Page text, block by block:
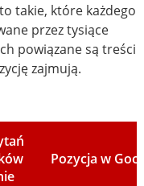
takie, które każdego
przez tysiące
powiązane są treści
zajmują.
Pozycja w